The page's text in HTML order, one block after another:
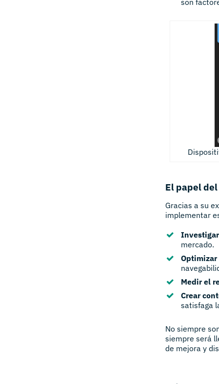
El papel
Gracias a su
implementar
mercado.
Medir el
Crear
satisfaga
No siempre
siempre será
de mejora y